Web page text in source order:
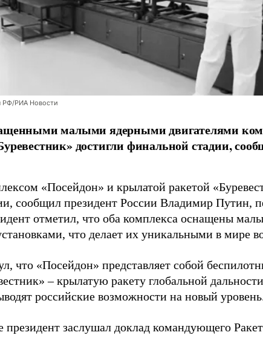
РФ/РИА Новости
малыми ядерными двигателями
достигли финальной стадии,
«Посейдон» и крылатой ракетой
сообщил президент России Владимир Путин,
отметил, что оба комплекса оснащены
что делает их уникальными в мире
что «Посейдон» представляет собой
– крылатую ракету глобальной
российские возможности на новый
президент заслушал доклад командующего